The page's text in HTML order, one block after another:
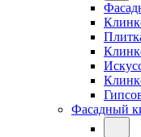
Фасадный